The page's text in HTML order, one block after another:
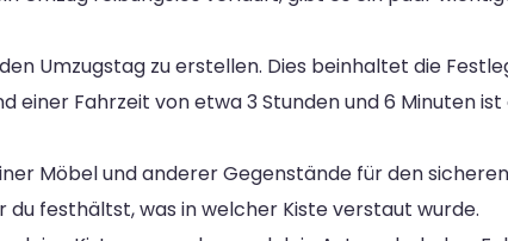
Umzugstag zu erstellen. Dies beinhaltet die
einer Fahrzeit von etwa 3 Stunden und 6 Minuten
Möbel und anderer Gegenstände für den
festhältst, was in welcher Kiste verstaut wurde.